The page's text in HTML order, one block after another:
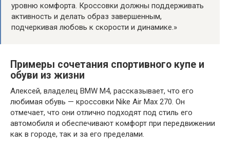
уровню комфорта. Кроссовки должны поддерживать
активность и делать образ завершенным,
подчеркивая любовь к скорости и динамике.»
Примеры сочетания спортивного купе и
обуви из жизни
Алексей, владелец BMW M4, рассказывает, что его
любимая обувь — кроссовки Nike Air Max 270. Он
отмечает, что они отлично подходят под стиль его
автомобиля и обеспечивают комфорт при передвижении
как в городе, так и за его пределами.